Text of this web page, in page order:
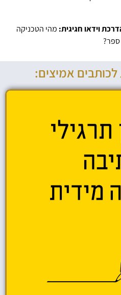
וידאו חגיגית: מהי הטכניקה
ספר?
אמיצים: